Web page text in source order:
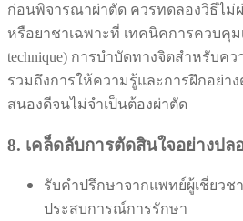
ก่อนพิจารณาผ่าตัด ควรทดลองวิธีไม่ผ่
หรือยาชาเฉพาะที่ เทคนิคการควบคุมเว
technique) การบำบัดทางจิตสำหรับค
รวมถึงการให้ความรู้และการฝึกอย่าง
สนองดีจนไม่จำเป็นต้องผ่าตัด
8. เคล็ดลับการตัดสินใจอย่างปล
รับคำปรึกษาจากแพทย์ผู้เชี่ยว
ประสบการณ์การรักษา